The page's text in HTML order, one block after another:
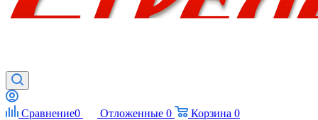
Сравнение0 Отложенные 0 Корзина 0